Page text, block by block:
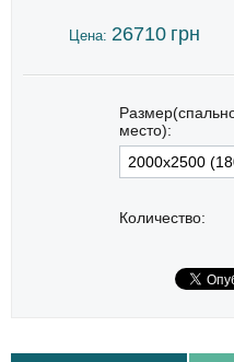
Цена: 26710 грн
место):
Количество: